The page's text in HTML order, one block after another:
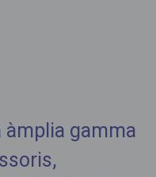
àmplia gamma